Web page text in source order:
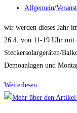
veröffentlicht:
Beitrags-
Allgemein/
wir werden dieses Jahr
26.4. von 11-19 Uhr mit
Steckersolargeräten/
Demoanlagen und
Weiterlesen
mit